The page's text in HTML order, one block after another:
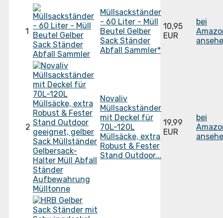
1
Müllsackständer
- 60 Liter - Müll
Beutel Gelber
Sack Ständer
Abfall Sammler*
10,95
EUR
bei
2
Novaliv
Müllsackständer
mit Deckel für
70L-120L
Müllsäcke, extra
Robust & Fester
Stand Outdoor...
19,99
EUR
bei